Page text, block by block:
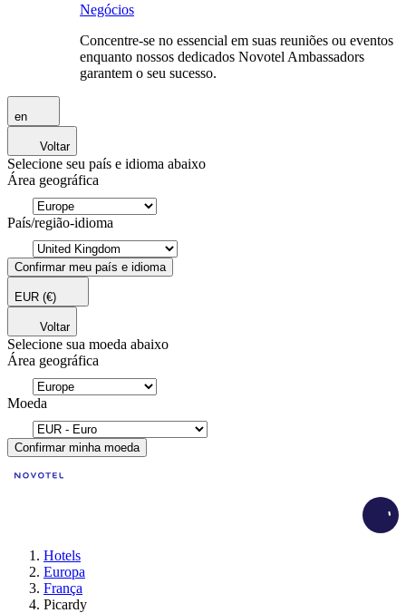
Negócios
Concentre-se no essencial em suas reuniões ou eventos
enquanto nossos dedicados Novotel Ambassadors
garantem o seu sucesso.
en
Voltar
Selecione seu país e idioma abaixo
Área geográfica
País/região-idioma
Confirmar meu país e idioma
EUR (€)
Voltar
Selecione sua moeda abaixo
Área geográfica
Moeda
Confirmar minha moeda
Hotels
Europa
França
Picardy